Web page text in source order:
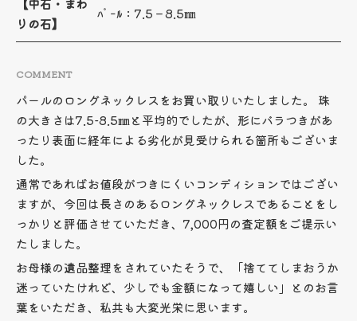
【中石・まわ
りの石】
ﾊﾟｰﾙ：7.5－8.5㎜
COMMENT
パールのロングネックレスをお買い取りいたしました。 珠
の大きさは7.5-8.5㎜と平均的でしたが、形にバラつきがあ
ったり表面に経年による劣化が見受けられる箇所もございま
した。
通常であればお値段がつきにくいコンディションではござい
ますが、今回は長さのあるロングネックレスであることをし
っかりと評価させていただき、7,000円の査定額をご提示い
たしました。
お母様の遺品整理をされていたそうで、「捨ててしまおうか
迷っていたけれど、少しでも金額になって嬉しい」とのお言
葉をいただき、私共も大変光栄に思います。